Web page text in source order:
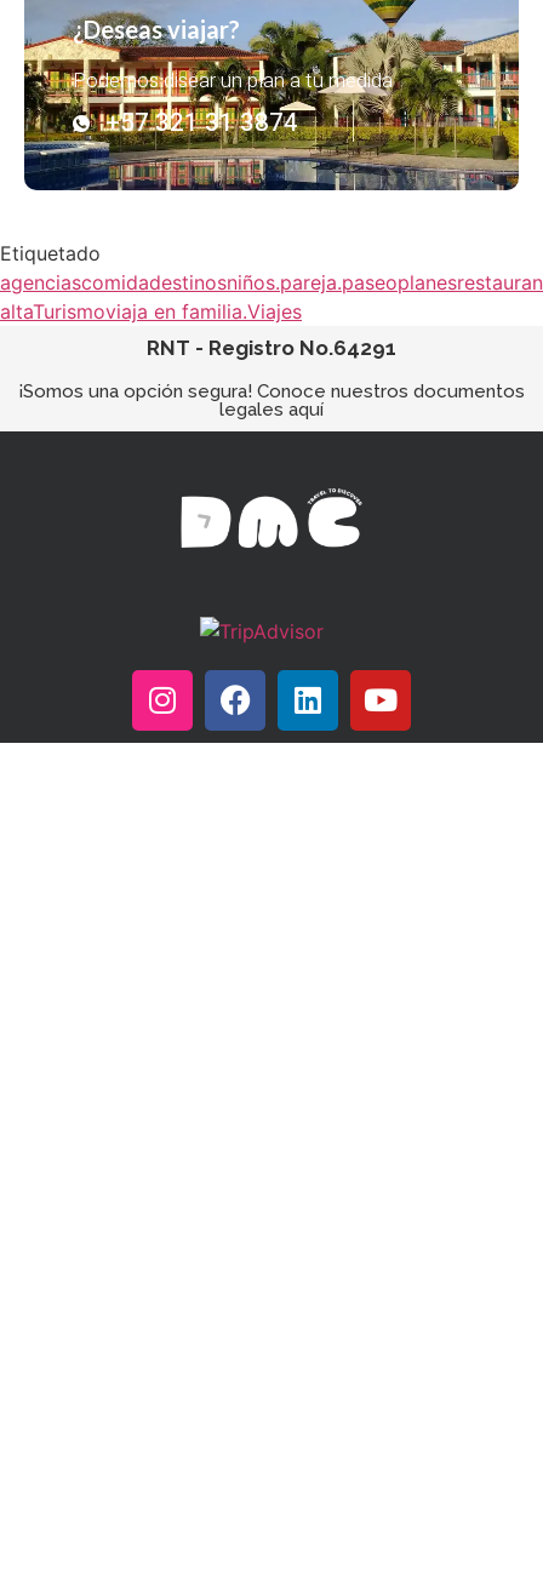
¿Deseas viajar?
Podemos disear un plan a tu medida
+57 321 31 3874
Etiquetado
agenciascomidadestinosniños.pareja.paseoplanes
altaTurismoviaja en familia.Viajes
RNT - Registro No.64291
¡Somos una opción segura! Conoce nuestros documentos
legales aquí